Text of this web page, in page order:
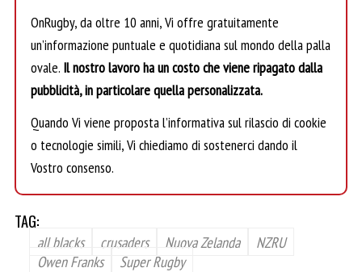
OnRugby, da oltre 10 anni, Vi offre gratuitamente
un’informazione puntuale e quotidiana sul mondo della palla
ovale. Il nostro lavoro ha un costo che viene ripagato dalla
pubblicità, in particolare quella personalizzata.
Quando Vi viene proposta l’informativa sul rilascio di cookie
o tecnologie simili, Vi chiediamo di sostenerci dando il
Vostro consenso.
TAG:
all blacks crusaders Nuova Zelanda
NZRU
Owen Franks
Super Rugby